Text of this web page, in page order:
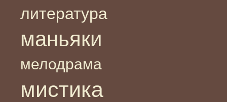
литература
маньяки
мелодрама
мистика